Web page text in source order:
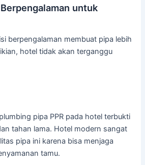
untuk
berpengalaman membuat pipa lebih
hotel tidak akan terganggu
pipa PPR pada hotel terbukti
tahan lama. Hotel modern sangat
pipa ini karena bisa menjaga
tamu.